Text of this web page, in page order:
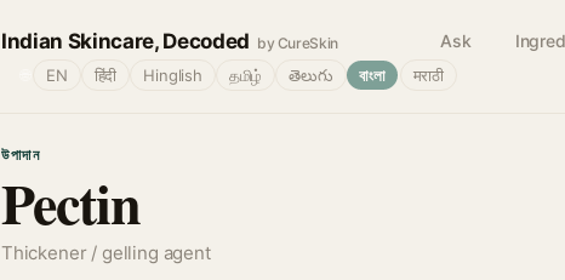
Indian Skincare, Decoded by CureSkin Ask
EN हिंदी Hinglish தமிழ் తెలుగు বাংলা मराठी
উপাদান
Pectin
Thickener / gelling agent